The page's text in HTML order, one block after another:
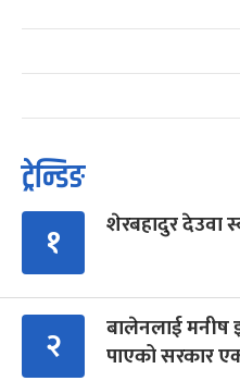
ट्रेन्डिङ
१ शेरबहादुर देउवा
२
बालेनलाई मनीष
पाएको सरकार